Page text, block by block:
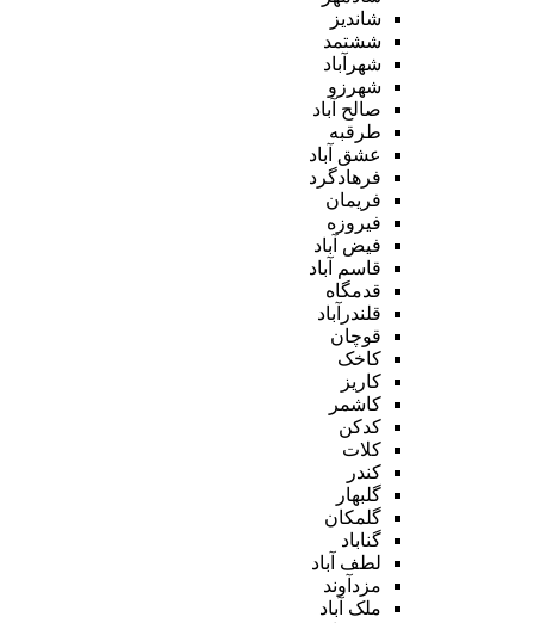
شاندیز
ششتمد
شهرآباد
شهرزو
صالح آباد
طرقبه
عشق آباد
فرهادگرد
فریمان
فیروزه
فیض آباد
قاسم آباد
قدمگاه
قلندرآباد
قوچان
کاخک
کاریز
کاشمر
کدکن
کلات
کندر
گلبهار
گلمکان
گناباد
لطف آباد
مزدآوند
ملک آباد